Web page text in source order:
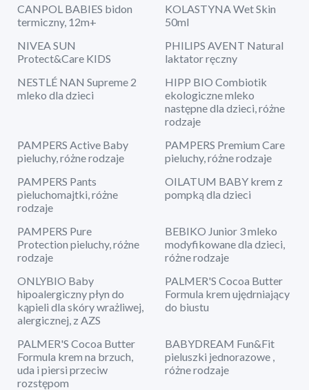
CANPOL BABIES bidon
termiczny, 12m+
KOLASTYNA Wet Skin
50ml
NIVEA SUN
Protect&Care KIDS
PHILIPS AVENT Natural
laktator ręczny
NESTLÉ NAN Supreme 2
mleko dla dzieci
HIPP BIO Combiotik
ekologiczne mleko
następne dla dzieci, różne
rodzaje
PAMPERS Active Baby
pieluchy, różne rodzaje
PAMPERS Premium Care
pieluchy, różne rodzaje
PAMPERS Pants
pieluchomajtki, różne
rodzaje
OILATUM BABY krem z
pompką dla dzieci
PAMPERS Pure
Protection pieluchy, różne
rodzaje
BEBIKO Junior 3 mleko
modyfikowane dla dzieci,
różne rodzaje
ONLYBIO Baby
hipoalergiczny płyn do
kąpieli dla skóry wrażliwej,
alergicznej, z AZS
PALMER'S Cocoa Butter
Formula krem ujędrniający
do biustu
PALMER'S Cocoa Butter
Formula krem na brzuch,
uda i piersi przeciw
rozstępom
BABYDREAM Fun&Fit
pieluszki jednorazowe ,
różne rodzaje